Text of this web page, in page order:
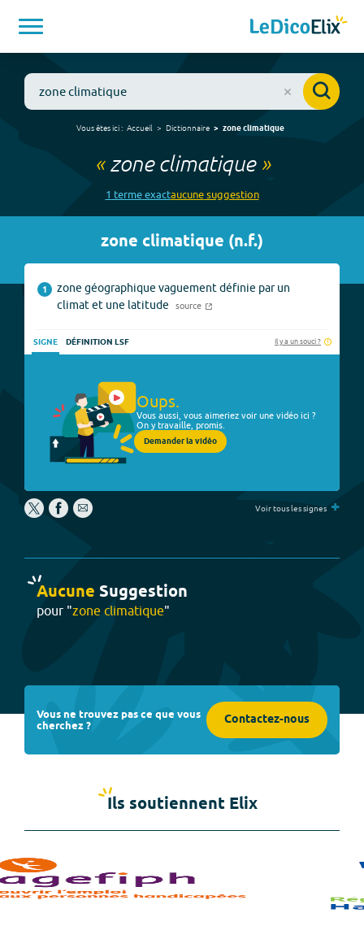
Vous êtes ici : Accueil Dictionnaire zone climatique
«zone climatique»
1 termeexactaucunesuggestion
zone climatique (n.f.)
1
zone géographique vaguement définie par un
climat et une latitude
source
SIGNE DÉFINITION LSF Il y a un souci ?
Oups.
Vous aussi, vous aimeriez voir une vidéo ici ?
On y travaille, promis.
Demander la vidéo
Voir tous les signes +
Aucune Suggestion
pour "zone climatique"
Vous ne trouvez pas ce que vous
cherchez ? Contactez-nous
Ils soutiennent Elix